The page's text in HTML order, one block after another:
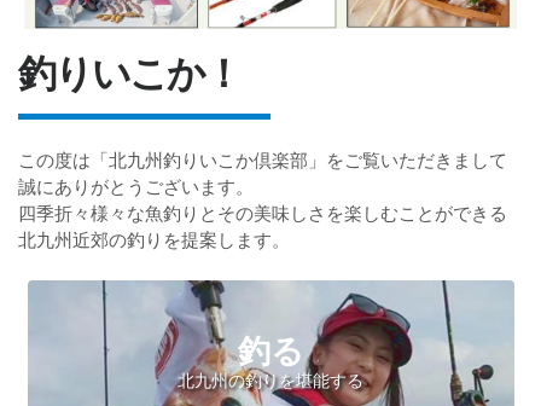
釣りいこか！
この度は「北九州釣りいこか倶楽部」をご覧いただきまして
誠にありがとうございます。
四季折々様々な魚釣りとその美味しさを楽しむことができる
北九州近郊の釣りを提案します。
釣る
北九州の釣りを堪能する